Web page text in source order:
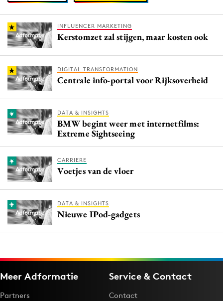
INFLUENCER MARKETING
Kerstomzet zal stijgen, maar kosten ook
DIGITAL TRANSFORMATION
Centrale info-portal voor Rijksoverheid
DATA & INSIGHTS
BMW begint weer met internetfilms:
Extreme Sightseeing
CARRIERE
Voetjes van de vloer
DATA & INSIGHTS
Nieuwe IPod-gadgets
Meer Adformatie
Partners
Service & Contact
Contact